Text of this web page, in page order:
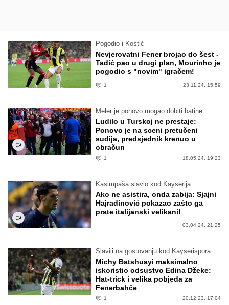
Pogodio i Kostić
Nevjerovatni Fener brojao do šest -
Tadić pao u drugi plan, Mourinho je
pogodio s "novim" igračem!
1 23.11.24. 15:59
Meler je ponovo mogao dobiti batine
Ludilo u Turskoj ne prestaje:
Ponovo je na sceni pretučeni
sudija, predsjednik krenuo u
obračun
1 18.05.24. 19:23
Kasimpaša slavio kod Kayserija
Ako ne asistira, onda zabija: Sjajni
Hajradinović pokazao zašto ga
prate italijanski velikani!
03.04.24. 21:25
Slavili na gostovanju kod Kayserispora
Michy Batshuayi maksimalno
iskoristio odsustvo Edina Džeke:
Hat-trick i velika pobjeda za
Fenerbahče
1 20.12.23. 17:04